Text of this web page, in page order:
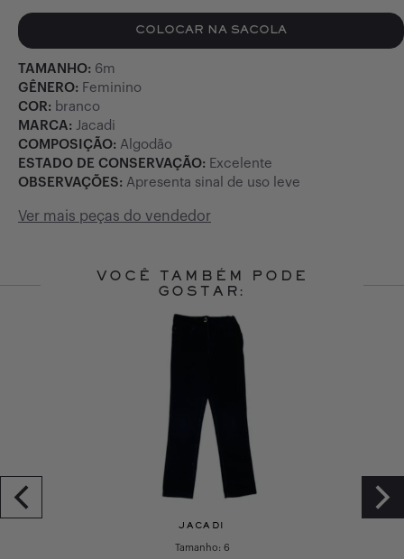
COLOCAR NA SACOLA
TAMANHO: 6m
GÊNERO: Feminino
COR: branco
MARCA: Jacadi
COMPOSIÇÃO: Algodão
ESTADO DE CONSERVAÇÃO: Excelente
OBSERVAÇÕES: Apresenta sinal de uso leve
Ver mais peças do vendedor
VOCÊ TAMBÉM PODE
GOSTAR:
JACADI
Tamanho: 6